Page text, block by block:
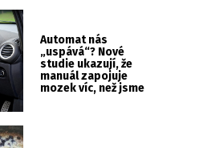
Automat nás
„uspává“? Nové
studie ukazují, že
manuál zapojuje
mozek víc, než jsme